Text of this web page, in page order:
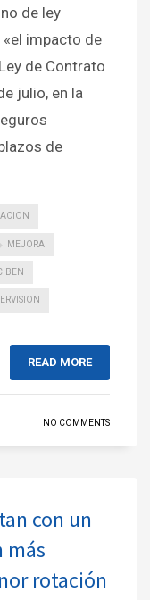
de ley
impacto de
de Contrato
julio, en la
de
MEJORA
READ MORE
NO COMMENTS
con un
más
rotación